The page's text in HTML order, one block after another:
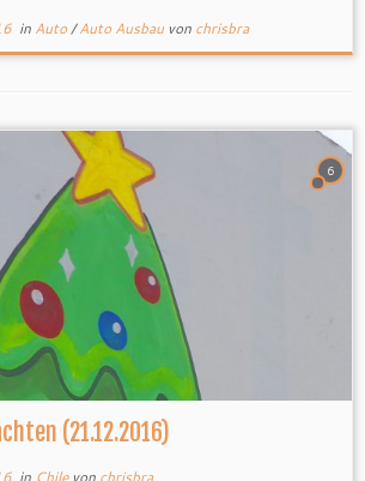
in Auto/Auto Ausbau von chrisbra
6
(21.12.2016)
in Chile von chrisbra